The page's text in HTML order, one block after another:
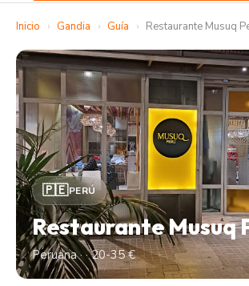
Inicio › Gandia › Guía › Restaurante Musuq
🇵🇪PERÚ
Restaurante Musuq
Peruana · · 20-35 €